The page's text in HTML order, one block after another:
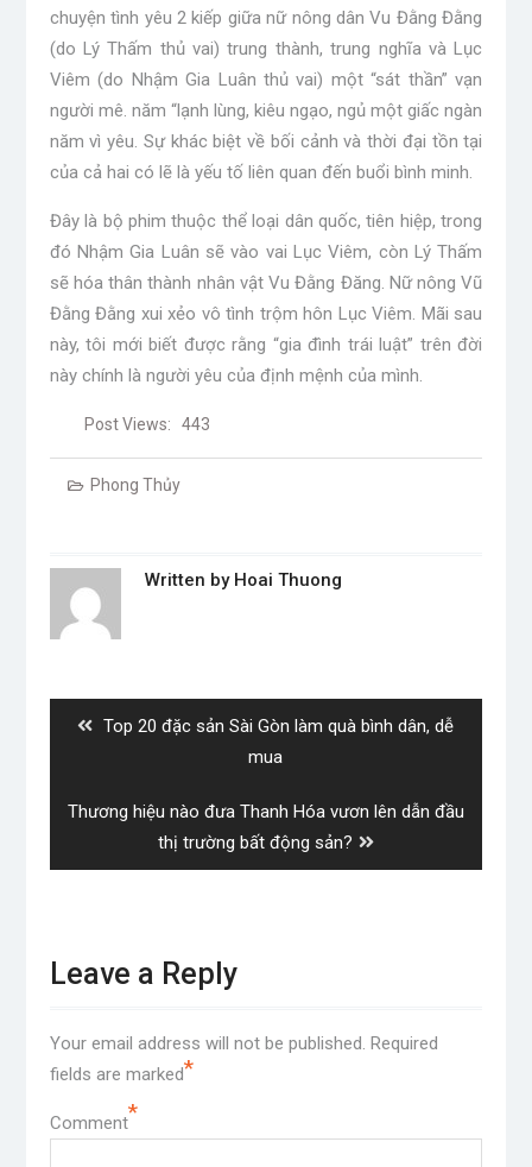
chuyện tình yêu 2 kiếp giữa nữ nông dân Vu Đằng Đằng
(do Lý Thấm thủ vai) trung thành, trung nghĩa và Lục
Viêm (do Nhậm Gia Luân thủ vai) một “sát thần” vạn
người mê. năm “lạnh lùng, kiêu ngạo, ngủ một giấc ngàn
năm vì yêu. Sự khác biệt về bối cảnh và thời đại tồn tại
của cả hai có lẽ là yếu tố liên quan đến buổi bình minh.
Đây là bộ phim thuộc thể loại dân quốc, tiên hiệp, trong
đó Nhậm Gia Luân sẽ vào vai Lục Viêm, còn Lý Thấm
sẽ hóa thân thành nhân vật Vu Đằng Đăng. Nữ nông Vũ
Đằng Đằng xui xẻo vô tình trộm hôn Lục Viêm. Mãi sau
này, tôi mới biết được rằng “gia đình trái luật” trên đời
này chính là người yêu của định mệnh của mình.
Post Views: 443
Phong Thủy
Written by Hoai Thuong
Previous
Top 20 đặc sản Sài Gòn làm quà bình dân, dễ
mua
Next
Thương hiệu nào đưa Thanh Hóa vươn lên dẫn đầu
thị trường bất động sản?
Leave a Reply
Your email address will not be published. Required
fields are marked*
Comment*